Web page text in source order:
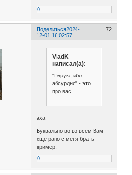
0
Поделиться 72
2024-
12-01 16:02:57
VladK
написал(а):
"Верую, ибо
абсурдно" - это
про вас.
аха
Буквально во во всём Вам
ещё рано с меня брать
пример.
0